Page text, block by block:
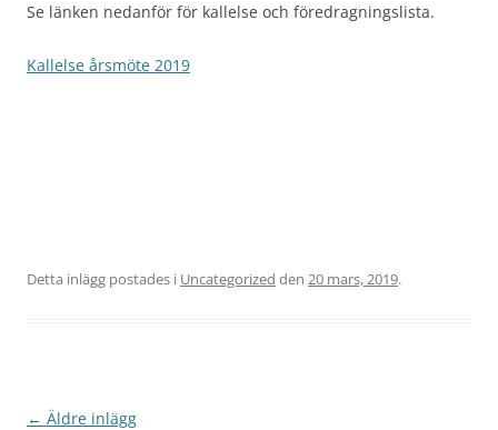
Se länken nedanför för kallelse och föredragningslista.
Kallelse årsmöte 2019
Detta inlägg postades i Uncategorized den 20 mars, 2019.
Inläggsnavigering
← Äldre inlägg